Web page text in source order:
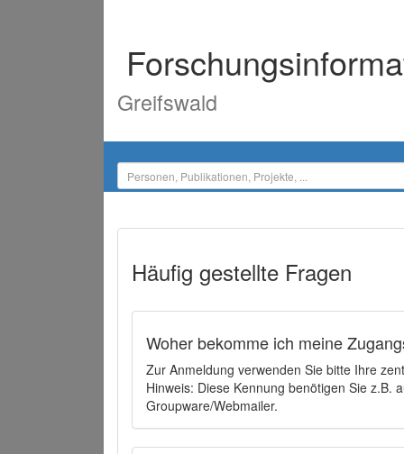
Greifswald
Häufig gestellte Fragen
Woher bekomme ich meine
Zur Anmeldung verwenden Sie bitte Ihre
Hinweis: Diese Kennung benötigen Sie z.B.
Groupware/Webmailer.